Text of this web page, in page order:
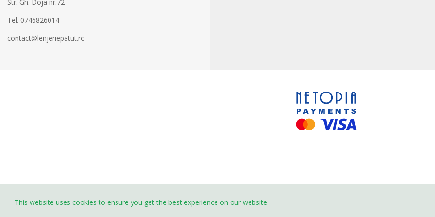
Str. Gh. Doja nr.72
Tel. 0746826014
contact@lenjeriepatut.ro
This website uses cookies to ensure you get the best experience on our website